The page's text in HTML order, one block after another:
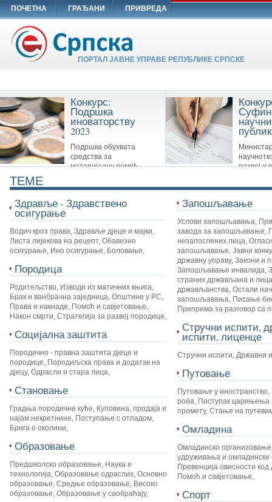
ПОЧЕТНА ГРАЂАНИ ПРИВРЕДА
ПОРТАЛ ЈАВНЕ УПРАВЕ РЕПУБЛИКЕ СРПСКЕ
развој и
публикације: Научне
Конкурс:
Подршка
иноваторству
2023
Подршка обухвата
средства за
материјалну помоћ
иноватора Републике Српске,
иноватора и другим
TEME
Здравље - Здравствено
осигурање
Водич кроз права, Здравље дјеце и мајки,
Листа лијекова на рецепт, Обавезно
осигурање, Ино осигурање, Боловање,
Породица
Родитељство, Изводи из матичних књига,
Брак и ванбрачна заједница, Општине у РС,
Права и накнаде, Помоћ и савјетовање,
Након смрти, Стратегија за развој породице,
Социјална заштита
Породично - правна заштита дјеце и
породице, Породиљска права и додатак на
дјецу, Одрасли и стара лица,
Становање
Градња породичне куће, Куповина, продаја и
најам некретнине, Поступање с отпадом,
Брига о околини,
Образовање
Предшколско образовање, Наука и
технологија, Образовање одраслих, Основно
образовање, Средње образовање, Високо
образовање, Образовање у саобраћају,
Запошљавање
Услови запошљавања,
завода за запошљавање,
незапослених лица,
запошљавање, Јавни
државну управу, Закони и
Запошљавање инвалида,
страних држављана и
држављанства, Остали
запошљавања, Писање
Припрема за разговор са
Стручни испити,
испити, лиценце
Стручни испити, Државни
Путовање
Путовање у иностранство,
роба, Поступак царињења
промету, Стање на
Омладина
Омладинско организовање
удруживања и омладински
Превенција овисности код
Помоћ и савјетовање,
Спорт